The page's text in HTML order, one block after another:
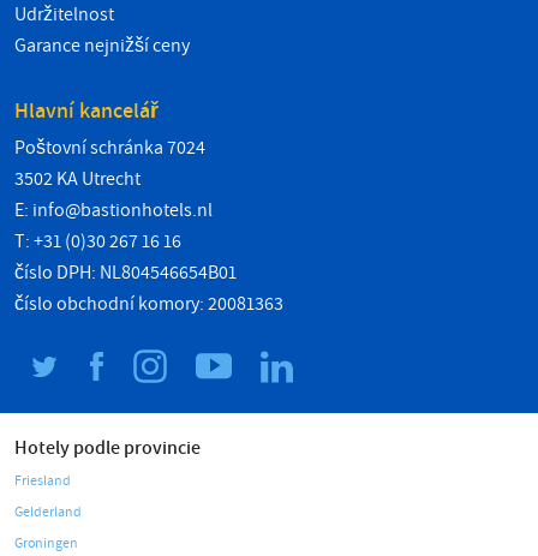
Udržitelnost
Garance nejnižší ceny
Hlavní kancelář
Poštovní schránka 7024
3502 KA Utrecht
E: info@bastionhotels.nl
T: +31 (0)30 267 16 16
číslo DPH: NL804546654B01
číslo obchodní komory: 20081363
Hotely podle provincie
Friesland
Gelderland
Groningen